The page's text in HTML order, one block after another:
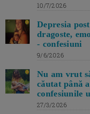
10/7/2026
Depresia
dragoste,
- confesiuni
9/6/2026
Nu am vrut
căutat până
confesiunile
27/3/2026